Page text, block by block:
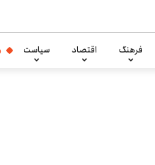
فرهنگ اقتصاد سیاست